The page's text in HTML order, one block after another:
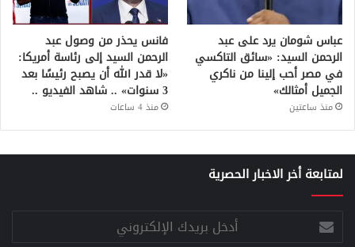
عباس شومان يرد على عبد
الرحمن السيد: «سائق التاكسي
في مصر أحب إلينا من ناكري
الجميل أمثالك»
منذ ساعتين
فانس يحذر من وصول عبد
الرحمن السيد إلى رئاسة أمريكا:
«لا قدر الله أن يصبح رئيسًا بعد
3 سنوات» .. شاهد الفيديو ..
منذ 4 ساعات
لمتابعة أخر الاخبار الحصرية
أدخل
بريدك